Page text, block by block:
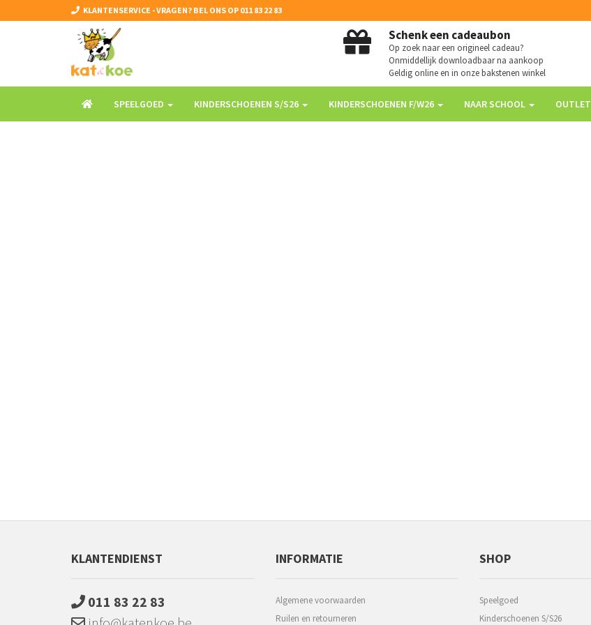
KLANTENSERVICE - VRAGEN? BEL ONS OP 011 83 22 83
Schenk een cadeaubon
Op zoek naar een origineel cadeau?
Onmiddellijk downloadbaar na aankoop
Geldig online en in onze bakstenen winkel
SPEELGOED KINDERSCHOENEN S/S26 KINDERSCHOENEN F/W26 NAAR SCHOOL OUTLET
KLANTENDIENST
011 83 22 83
INFORMATIE
Algemene voorwaarden
Ruilen en retourneren
SHOP
Speelgoed
Kinderschoenen S/S26